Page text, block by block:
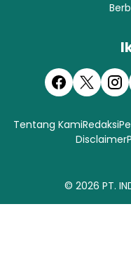
Tentang KamiRedaksi
Disclaimer
© 2026 PT.